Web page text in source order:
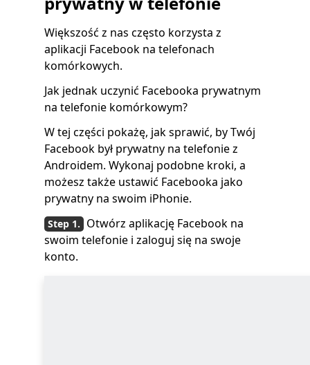
Większość z nas często korzysta z
aplikacji Facebook na telefonach
komórkowych.
Jak jednak uczynić Facebooka prywatnym
na telefonie komórkowym?
W tej części pokażę, jak sprawić, by Twój
Facebook był prywatny na telefonie z
Androidem. Wykonaj podobne kroki, a
możesz także ustawić Facebooka jako
prywatny na swoim iPhonie.
Otwórz aplikację Facebook na
swoim telefonie i zaloguj się na swoje
konto.